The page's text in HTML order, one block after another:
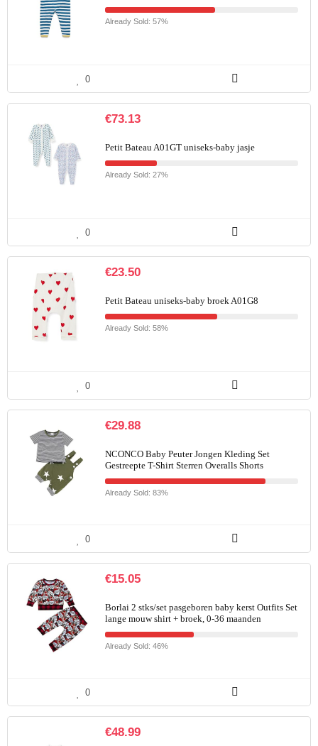
Already Sold: 57%
0
€73.13
Petit Bateau A01GT uniseks-baby jasje
Already Sold: 27%
0
€23.50
Petit Bateau uniseks-baby broek A01G8
Already Sold: 58%
0
€29.88
NCONCO Baby Peuter Jongen Kleding Set
Gestreepte T-Shirt Sterren Overalls Shorts
Already Sold: 83%
0
€15.05
Borlai 2 stks/set pasgeboren baby kerst Outfits Set
lange mouw shirt + broek, 0-36 maanden
Already Sold: 46%
0
€48.99